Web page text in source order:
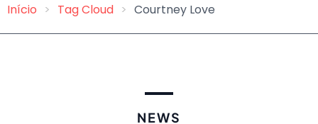
Breadcrumb
Início Tag Cloud Courtney Love
NEWS